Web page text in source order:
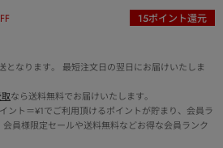
15ポイント還元
となります。 最短注文日の翌日にお届けいたしま
なら送料無料でお届けいたします。
ント＝¥1でご利用頂けるポイントが貯まり、会員ラ
会員様限定セールや送料無料などお得な会員ランク